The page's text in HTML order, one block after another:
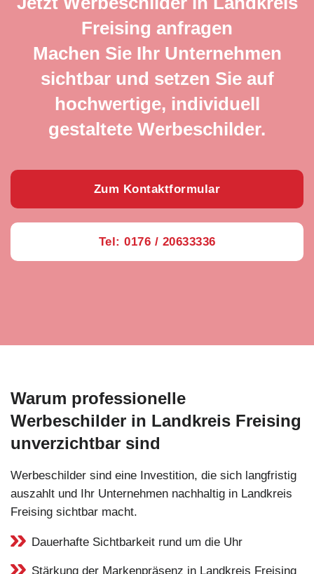
Freising anfragen
Machen Sie Ihr Unternehmen
sichtbar und setzen Sie auf
hochwertige, individuell
gestaltete Werbeschilder.
Zum Kontaktformular
Tel: 0176 / 20633336
Warum professionelle
Werbeschilder in Landkreis Freising
unverzichtbar sind
Werbeschilder sind eine Investition, die sich langfristig
auszahlt und Ihr Unternehmen nachhaltig in Landkreis
Freising sichtbar macht.
Dauerhafte Sichtbarkeit rund um die Uhr
Stärkung der Markenpräsenz in Landkreis Freising